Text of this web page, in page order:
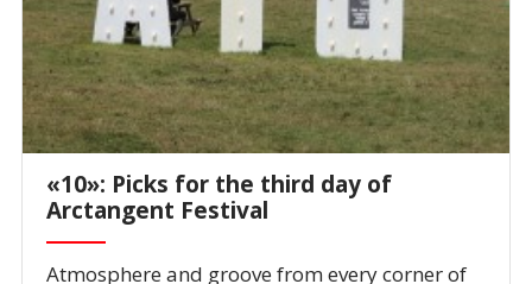
«10»: Picks for the third day of
Arctangent Festival
Atmosphere and groove from every corner of